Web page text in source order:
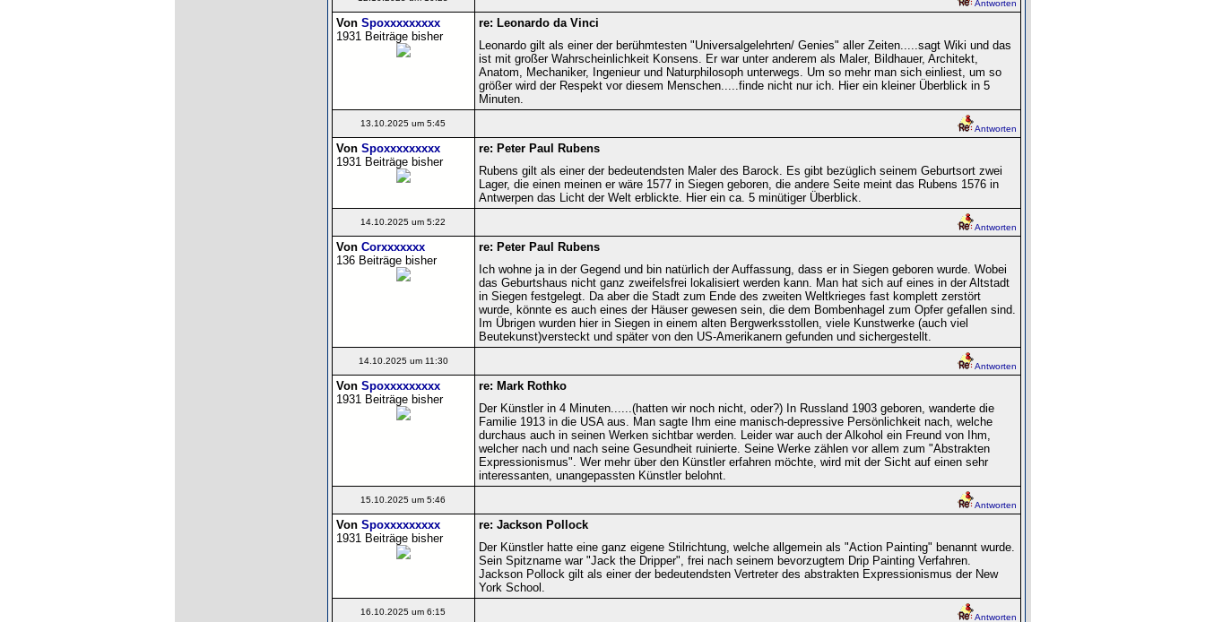
Antworten
Von Spoxxxxxxxxx
1931 Beiträge bisher
re: Leonardo da Vinci
Leonardo gilt als einer der berühmtesten "Universalgelehrten/ Genies" aller Zeiten.....sagt Wiki und das
ist mit großer Wahrscheinlichkeit Konsens. Er war unter anderem als Maler, Bildhauer, Architekt,
Anatom, Mechaniker, Ingenieur und Naturphilosoph unterwegs. Um so mehr man sich einliest, um so
größer wird der Respekt vor diesem Menschen.....finde nicht nur ich. Hier ein kleiner Überblick in 5
Minuten.
13.10.2025 um 5:45
Antworten
Von Spoxxxxxxxxx
1931 Beiträge bisher
re: Peter Paul Rubens
Rubens gilt als einer der bedeutendsten Maler des Barock. Es gibt bezüglich seinem Geburtsort zwei
Lager, die einen meinen er wäre 1577 in Siegen geboren, die andere Seite meint das Rubens 1576 in
Antwerpen das Licht der Welt erblickte. Hier ein ca. 5 minütiger Überblick.
14.10.2025 um 5:22
Antworten
Von Corxxxxxxx
136 Beiträge bisher
re: Peter Paul Rubens
Ich wohne ja in der Gegend und bin natürlich der Auffassung, dass er in Siegen geboren wurde. Wobei
das Geburtshaus nicht ganz zweifelsfrei lokalisiert werden kann. Man hat sich auf eines in der Altstadt
in Siegen festgelegt. Da aber die Stadt zum Ende des zweiten Weltkrieges fast komplett zerstört
wurde, könnte es auch eines der Häuser gewesen sein, die dem Bombenhagel zum Opfer gefallen sind.
Im Übrigen wurden hier in Siegen in einem alten Bergwerksstollen, viele Kunstwerke (auch viel
Beutekunst)versteckt und später von den US-Amerikanern gefunden und sichergestellt.
14.10.2025 um 11:30
Antworten
Von Spoxxxxxxxxx
1931 Beiträge bisher
re: Mark Rothko
Der Künstler in 4 Minuten......(hatten wir noch nicht, oder?) In Russland 1903 geboren, wanderte die
Familie 1913 in die USA aus. Man sagte Ihm eine manisch-depressive Persönlichkeit nach, welche
durchaus auch in seinen Werken sichtbar werden. Leider war auch der Alkohol ein Freund von Ihm,
welcher nach und nach seine Gesundheit ruinierte. Seine Werke zählen vor allem zum "Abstrakten
Expressionismus". Wer mehr über den Künstler erfahren möchte, wird mit der Sicht auf einen sehr
interessanten, unangepassten Künstler belohnt.
15.10.2025 um 5:46
Antworten
Von Spoxxxxxxxxx
1931 Beiträge bisher
re: Jackson Pollock
Der Künstler hatte eine ganz eigene Stilrichtung, welche allgemein als "Action Painting" benannt wurde.
Sein Spitzname war "Jack the Dripper", frei nach seinem bevorzugtem Drip Painting Verfahren.
Jackson Pollock gilt als einer der bedeutendsten Vertreter des abstrakten Expressionismus der New
York School.
16.10.2025 um 6:15
Antworten